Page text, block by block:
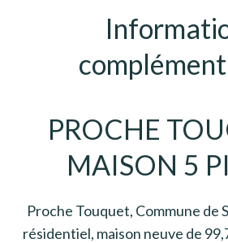
PROCHE
MAISON 5
Proche Touquet, Commune de
résidentiel, maison neuve de